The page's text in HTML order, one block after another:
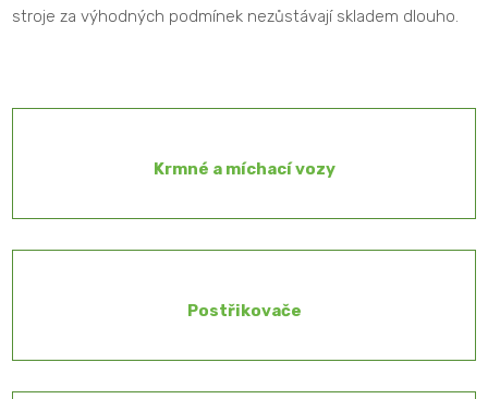
stroje za výhodných podmínek nezůstávají skladem dlouho.
Krmné a míchací vozy
Postřikovače